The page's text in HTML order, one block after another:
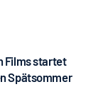
Films startet
Spätsommer